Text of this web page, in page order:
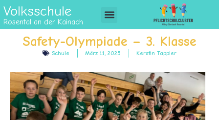
Volksschule
Rosental an der Kainach
Safety-Olympiade – 3. Klasse
Schule März 11, 2025 Kerstin Tappler